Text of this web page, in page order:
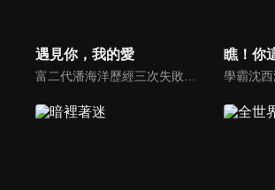
遇見你，我的愛 瞧！你